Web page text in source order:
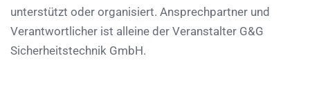
unterstützt oder organisiert. Ansprechpartner und
Verantwortlicher ist alleine der Veranstalter G&G
Sicherheitstechnik GmbH.